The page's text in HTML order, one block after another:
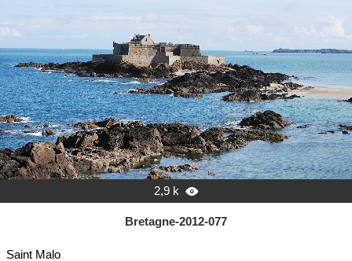
2,9 k 
Bretagne-2012-077
Saint Malo